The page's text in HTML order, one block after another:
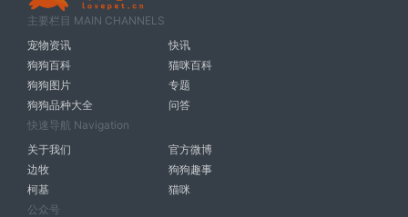
主要栏目 MAIN CHANNELS
宠物资讯
快讯
狗狗百科
猫咪百科
狗狗图片
专题
狗狗品种大全
问答
快速导航 Navigation
关于我们
官方微博
边牧
狗狗趣事
柯基
猫咪
公众号